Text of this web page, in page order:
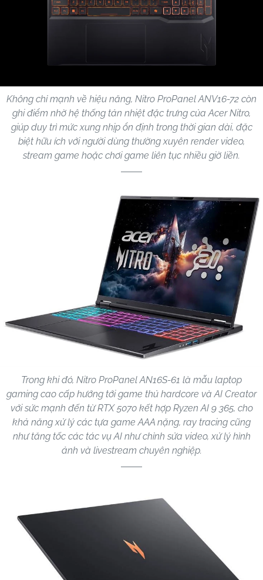
Không chỉ mạnh về hiệu năng, Nitro ProPanel ANV16-72 còn
ghi điểm nhờ hệ thống tản nhiệt đặc trưng của Acer Nitro,
giúp duy trì mức xung nhịp ổn định trong thời gian dài, đặc
biệt hữu ích với người dùng thường xuyên render video,
stream game hoặc chơi game liên tục nhiều giờ liền.
Trong khi đó, Nitro ProPanel AN16S-61 là mẫu laptop
gaming cao cấp hướng tới game thủ hardcore và AI Creator
với sức mạnh đến từ RTX 5070 kết hợp Ryzen AI 9 365, cho
khả năng xử lý các tựa game AAA nặng, ray tracing cũng
như tăng tốc các tác vụ AI như chỉnh sửa video, xử lý hình
ảnh và livestream chuyên nghiệp.